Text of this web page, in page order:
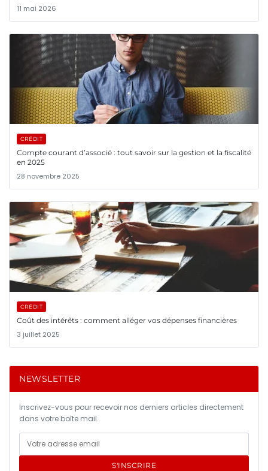
11 mai 2026
CRÉDIT
Compte courant d’associé : tout savoir sur la gestion et la fiscalité
en 2025
28 novembre 2025
CRÉDIT
Coût des intérêts : comment alléger vos dépenses financières
3 juillet 2025
NEWSLETTER
Inscrivez-vous pour recevoir nos derniers articles directement
dans votre boîte mail.
S'INSCRIRE